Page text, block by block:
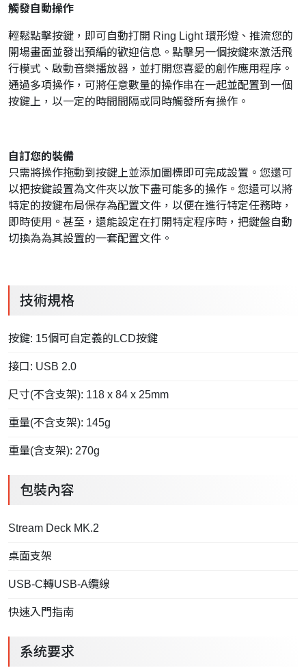
觸發自動操作
輕鬆點擊按鍵，即可自動打開 Ring Light 環形燈、推流您的
開場畫面並發出預編的歡迎信息。點擊另一個按鍵來激活飛
行模式、啟動音樂播放器，並打開您喜愛的創作應用程序。
通過多項操作，可將任意數量的操作串在一起並配置到一個
按鍵上，以一定的時間間隔或同時觸發所有操作。
自訂您的裝備
只需將操作拖動到按鍵上並添加圖標即可完成設置。您還可
以把按鍵設置為文件夾以放下盡可能多的操作。您還可以將
特定的按鍵布局保存為配置文件，以便在進行特定任務時，
即時使用。甚至，還能設定在打開特定程序時，把鍵盤自動
切換為為其設置的一套配置文件。
技術規格
按鍵: 15個可自定義的LCD按鍵
接口: USB 2.0
尺寸(不含支架): 118 x 84 x 25mm
重量(不含支架): 145g
重量(含支架): 270g
包裝內容
Stream Deck MK.2
桌面支架
USB-C轉USB-A纜線
快速入門指南
系统要求